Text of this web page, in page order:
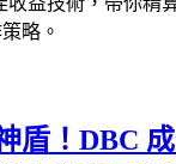
略。
盾！DBC